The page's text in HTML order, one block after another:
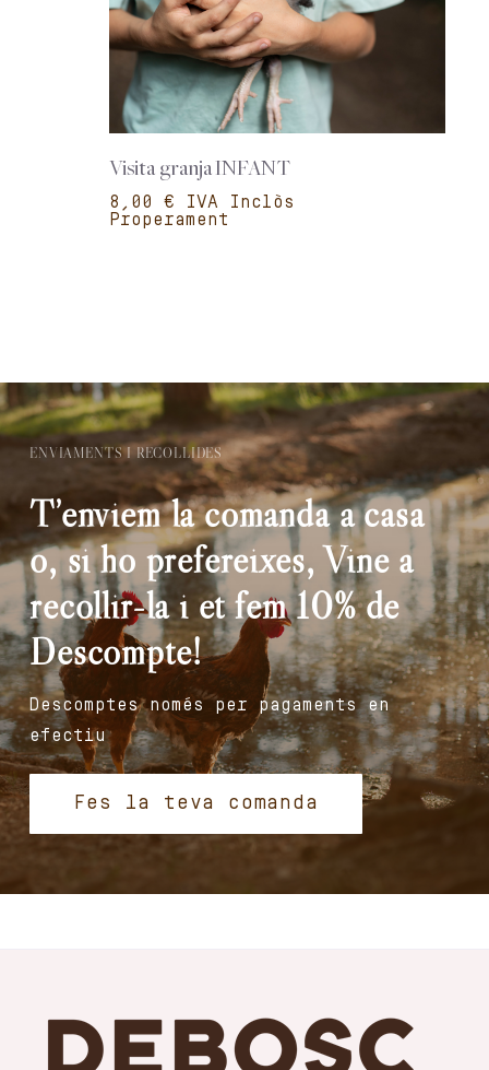
Visita granja INFANT
€
Properament
ENVIAMENTS I RECOLLIDES
T’enviem la comanda a casa
o, si ho prefereixes, Vine a
recollir-la i et fem 10% de
Descompte!
Descomptes només per pagaments en
efectiu
Fes la teva comanda